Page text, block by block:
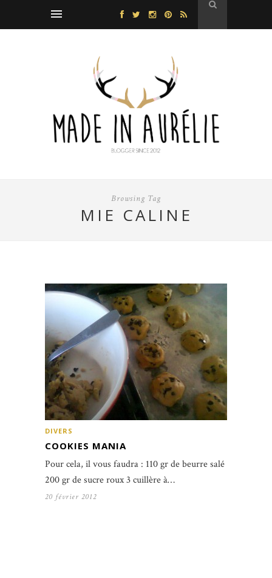
Browsing Tag
MIE CALINE
DIVERS
COOKIES MANIA
Pour cela, il vous faudra : 110 gr de beurre salé
200 gr de sucre roux 3 cuillère à…
20 février 2012